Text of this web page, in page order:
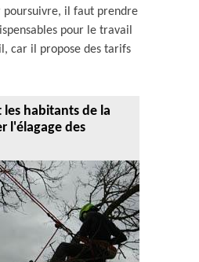
il faut prendre
pour le travail
car il propose des tarifs
les habitants de la
l'élagage des